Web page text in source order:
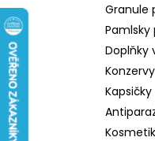
Granule
Pamlsky
Doplňky